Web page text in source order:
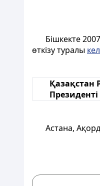
Бішкекте
өткізу туралы
Қазақстан
Президенті
Астана,